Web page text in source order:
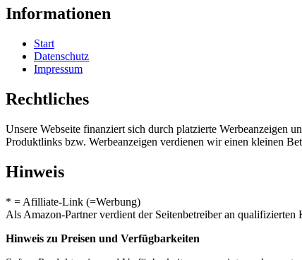
Informationen
Start
Datenschutz
Impressum
Rechtliches
Unsere Webseite finanziert sich durch platzierte
Produktlinks bzw. Werbeanzeigen verdienen wir einen kleinen
Hinweis
* = Afilliate-Link (=Werbung)
Als Amazon-Partner verdient der Seitenbetreiber an qualifizierten
Hinweis zu Preisen und Verfügbarkeiten